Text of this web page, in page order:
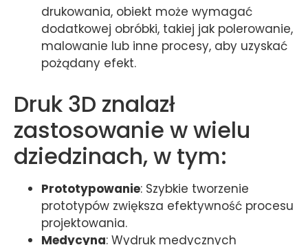
drukowania, obiekt może wymagać
dodatkowej obróbki, takiej jak polerowanie,
malowanie lub inne procesy, aby uzyskać
pożądany efekt.
Druk 3D znalazł
zastosowanie w wielu
dziedzinach, w tym:
Prototypowanie: Szybkie tworzenie
prototypów zwiększa efektywność procesu
projektowania.
Medycyna: Wydruk medycznych